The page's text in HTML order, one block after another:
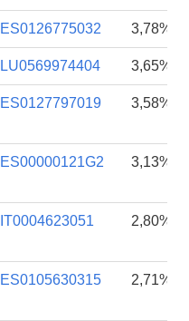
ES0126775032 3,78%
LU0569974404 3,65%
ES0127797019 3,58%
ES00000121G2 3,13%
IT0004623051 2,80%
ES0105630315 2,71%